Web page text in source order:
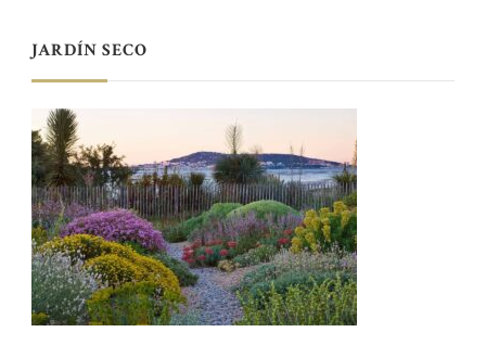
JARDÍN SECO